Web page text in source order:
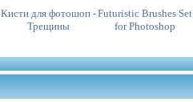
Кисти для фотошоп -
Трещины
Futuristic Brushes Set
for Photoshop